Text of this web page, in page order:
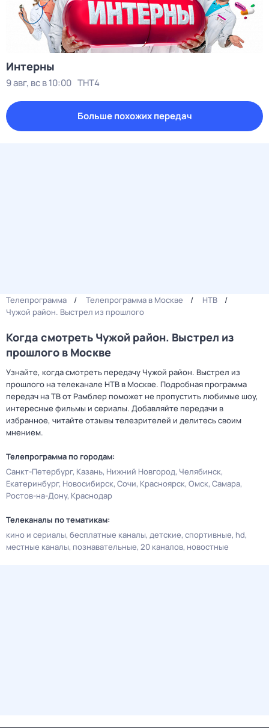
Интерны
9 авг, вс в 10:00 ТНТ4
Больше похожих передач
Телепрограмма Телепрограмма в Москве
НТВ
Чужой район. Выстрел из прошлого
Когда смотреть Чужой район. Выстрел из
прошлого в Москве
Узнайте, когда смотреть передачу Чужой район. Выстрел из
прошлого на телеканале НТВ в Москве. Подробная программа
передач на ТВ от Рамблер поможет не пропустить любимые шоу,
интересные фильмы и сериалы. Добавляйте передачи в
избранное, читайте отзывы телезрителей и делитесь своим
мнением.
Телепрограмма по городам:
Санкт-Петербург Казань Нижний Новгород Челябинск
Екатеринбург Новосибирск Сочи Красноярск Омск Самара
Ростов-на-Дону Краснодар
Телеканалы по тематикам:
кино и сериалы бесплатные каналы детские спортивные hd
местные каналы познавательные 20 каналов новостные